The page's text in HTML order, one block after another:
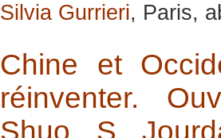
Silvia Gurrieri, Paris,
Chine et
réinventer.
Shuo, S.